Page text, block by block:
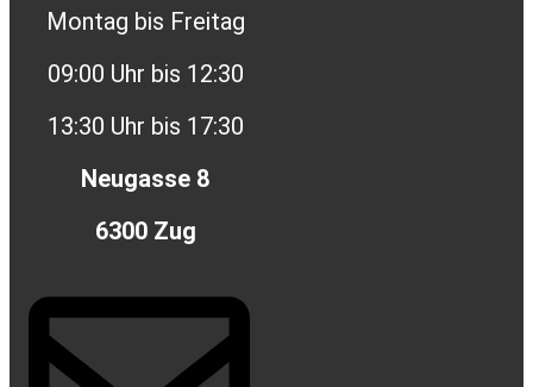
Montag bis Freitag
09:00 Uhr bis 12:30
13:30 Uhr bis 17:30
Neugasse 8
6300 Zug